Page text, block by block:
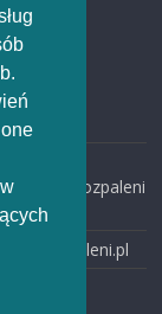
www: rozpaleni.pl